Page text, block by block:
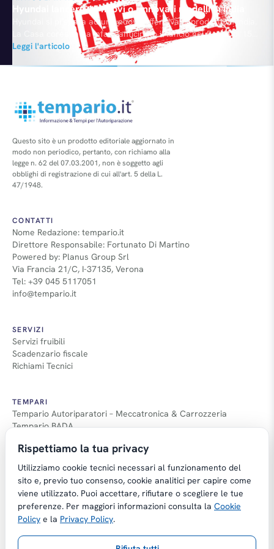
Hyundai lancerà 15 nuovi o rinnovati modelli in India
Hyundai si prepara ad una nuova offensiva di prodotto in India.
La Casa coreana ha infatti anticipato il lancio nel Paese di 15
nuovi o rinnovati modelli entro il 2016 con l’obiettivo di
incrementare la quota di mercato in India dove Hyundai è già
ben posizionata da tempo.
Leggi l'articolo
Questo sito è un prodotto editoriale aggiornato in
modo non periodico, pertanto, con richiamo alla
legge n. 62 del 07.03.2001, non è soggetto agli
obblighi di registrazione di cui all'art. 5 della L.
47/1948.
CONTATTI
Nome Redazione: tempario.it
Direttore Responsabile: Fortunato Di Martino
Powered by: Planus Group Srl
Via Francia 21/C, I-37135, Verona
Tel: +39 045 5117051
info@tempario.it
SERVIZI
Servizi fruibili
Scadenzario fiscale
Richiami Tecnici
TEMPARI
Tempario Autoriparatori – Meccatronica & Carrozzeria
Tempario BADA
Guida Applicazione Tempi
Copyright © Tempario.it | Powered by
Planus Group Srl - P.I. IT03584100238
Rispettiamo la tua privacy
Utilizziamo cookie tecnici necessari al funzionamento del
sito e, previo tuo consenso, cookie analitici per capire come
viene utilizzato. Puoi accettare, rifiutare o scegliere le tue
preferenze. Per maggiori informazioni consulta la Cookie
Policy e la Privacy Policy.